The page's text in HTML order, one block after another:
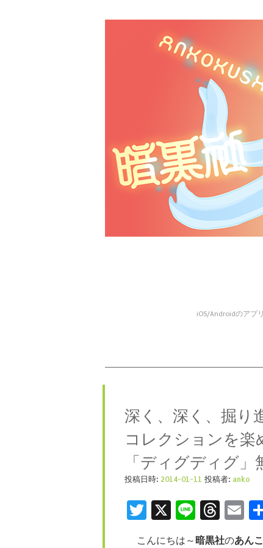
iOS/Androidのアプ
メニュー
深く、深く、掘り
コレクションを楽
「ディグディグ」
投稿日時: 2014-01-11 投稿者: anko
Twitter
X Line
こんにちは～ 暗黒社のあんこ